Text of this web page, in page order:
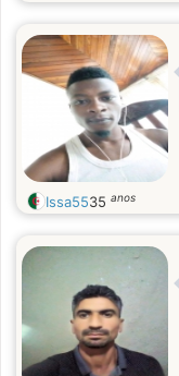
Issa5535 anos